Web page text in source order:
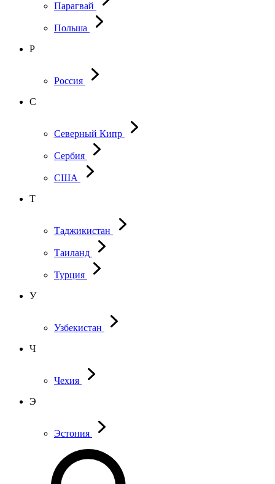
Парагвай
Польша
Р
Россия
С
Северный Кипр
Сербия
США
Т
Таджикистан
Таиланд
Турция
У
Узбекистан
Ч
Чехия
Э
Эстония